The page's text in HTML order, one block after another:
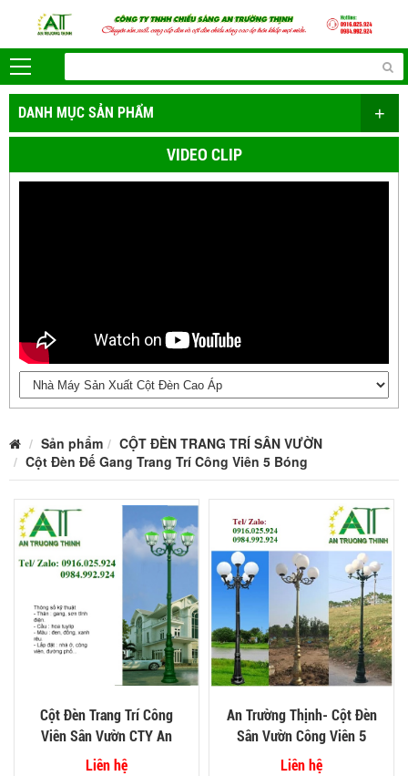
DANH MỤC SẢN PHẨM +
VIDEO CLIP
Sản phẩm
CỘT ĐÈN TRANG TRÍ SÂN VƯỜN
Cột Đèn Đế Gang Trang Trí Công Viên 5 Bóng
Cột Đèn Trang Trí Công
Viên Sân Vườn CTY An
Trường Thịnh
Liên hệ
An Trường Thịnh- Cột Đèn
Sân Vườn Công Viên 5
Bóng
Liên hệ